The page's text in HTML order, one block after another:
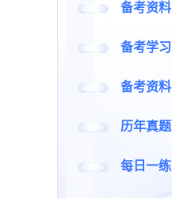
备考资料
备考学习
备考资料
历年真题
每日一练